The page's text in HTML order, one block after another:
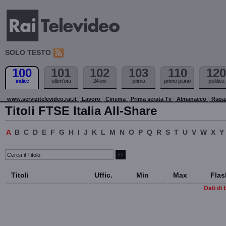
SOLO TESTO
100
indice
101
ultim'ora
102
24 ore
103
prima
110
primo piano
120
politica
www.servizitelevideo.rai.it Lavoro Cinema Prima serata Tv Almanacco
Titoli FTSE Italia All-Share
A B C D E F G H I J K L M N O P Q R S T U V W X Y
Titoli Uffic. Min Max
Dati di